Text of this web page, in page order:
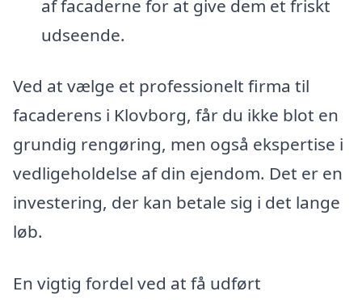
af facaderne for at give dem et friskt
udseende.
Ved at vælge et professionelt firma til
facaderens i Klovborg, får du ikke blot en
grundig rengøring, men også ekspertise i
vedligeholdelse af din ejendom. Det er en
investering, der kan betale sig i det lange
løb.
En vigtig fordel ved at få udført